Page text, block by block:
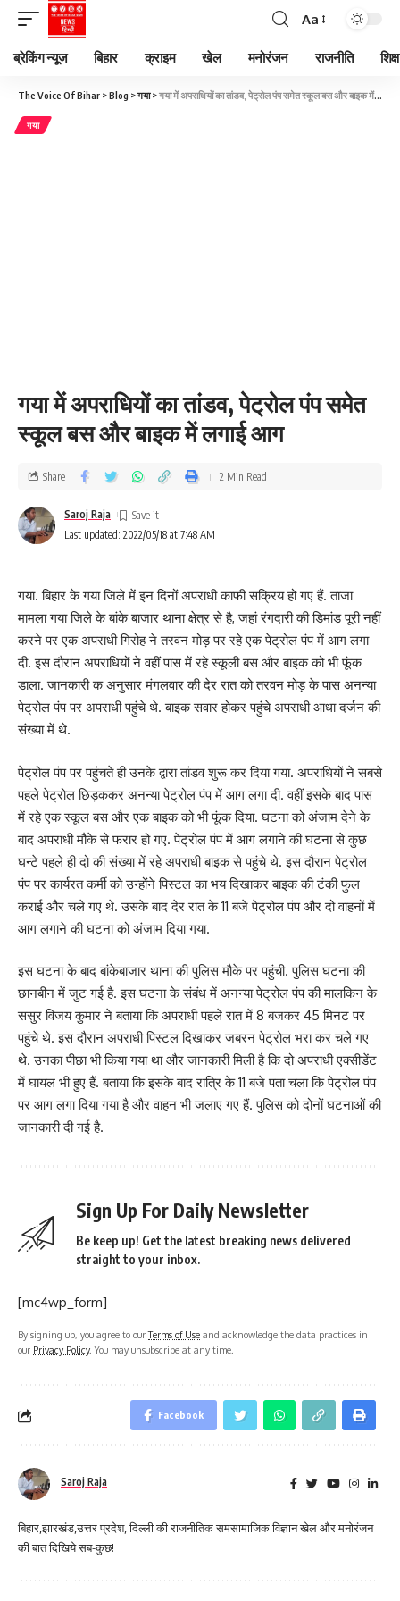
Aa
ब्रेकिंग न्यूज बिहार क्राइम खेल मनोरंजन राजनीति
The Voice Of Bihar >Blog >गया>गया में अपराधियों का तांडव, पेट्रोल पंप समेत स्कूल बस और बाइक में लगाई आग
गया
गया में अपराधियों का तांडव, पेट्रोल पंप समेत
स्कूल बस और बाइक में लगाई आग
Last updated: 2022/05/18 at 7:48 AM
Saroj Raja
Share 2 Min Read
गया. बिहार के गया जिले में इन दिनों अपराधी काफी सक्रिय हो गए हैं. ताजा
मामला गया जिले के बांके बाजार थाना क्षेत्र से है, जहां रंगदारी की डिमांड पूरी नहीं
करने पर एक अपराधी गिरोह ने तरवन मोड़ पर रहे एक पेट्रोल पंप में आग लगा
दी. इस दौरान अपराधियों ने वहीं पास में रहे स्कूली बस और बाइक को भी फूंक
डाला. जानकारी क अनुसार मंगलवार की देर रात को तरवन मोड़ के पास अनन्या
पेट्रोल पंप पर अपराधी पहुंचे थे. बाइक सवार होकर पहुंचे अपराधी आधा दर्जन की
संख्या में थे.
पेट्रोल पंप पर पहुंचते ही उनके द्वारा तांडव शुरू कर दिया गया. अपराधियों ने सबसे
पहले पेट्रोल छिड़ककर अनन्या पेट्रोल पंप में आग लगा दी. वहीं इसके बाद पास
में रहे एक स्कूल बस और एक बाइक को भी फूंक दिया. घटना को अंजाम देने के
बाद अपराधी मौके से फरार हो गए. पेट्रोल पंप में आग लगाने की घटना से कुछ
घन्टे पहले ही दो की संख्या में रहे अपराधी बाइक से पहुंचे थे. इस दौरान पेट्रोल
पंप पर कार्यरत कर्मी को उन्होंने पिस्टल का भय दिखाकर बाइक की टंकी फुल
कराई और चले गए थे. उसके बाद देर रात के 11 बजे पेट्रोल पंप और दो वाहनों में
आग लगाने की घटना को अंजाम दिया गया.
इस घटना के बाद बांकेबाजार थाना की पुलिस मौके पर पहुंची. पुलिस घटना की
छानबीन में जुट गई है. इस घटना के संबंध में अनन्या पेट्रोल पंप की मालकिन के
ससुर विजय कुमार ने बताया कि अपराधी पहले रात में 8 बजकर 45 मिनट पर
पहुंचे थे. इस दौरान अपराधी पिस्टल दिखाकर जबरन पेट्रोल भरा कर चले गए
थे. उनका पीछा भी किया गया था और जानकारी मिली है कि दो अपराधी एक्सीडेंट
में घायल भी हुए हैं. बताया कि इसके बाद रात्रि के 11 बजे पता चला कि पेट्रोल पंप
पर आग लगा दिया गया है और वाहन भी जलाए गए हैं. पुलिस को दोनों घटनाओं की
जानकारी दी गई है.
Sign Up For Daily Newsletter
Be keep up! Get the latest breaking news delivered
straight to your inbox.
[mc4wp_form]
By signing up, you agree to ourTerms of Use and acknowledge the data practices in
our Privacy Policy. You may unsubscribe at any time.
Facebook
Saroj Raja
बिहार,झारखंड,उत्तर प्रदेश, दिल्ली की राजनीतिक समसामाजिक विज्ञान खेल और मनोरंजन
की बात दिखिये सब-कुछ!